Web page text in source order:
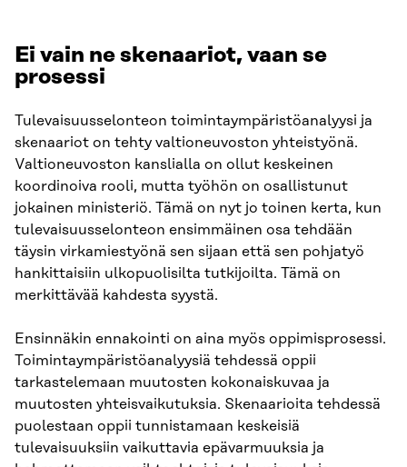
Ei vain ne skenaariot, vaan se
prosessi
Tulevaisuusselonteon toimintaympäristöanalyysi ja
skenaariot on tehty valtioneuvoston yhteistyönä.
Valtioneuvoston kanslialla on ollut keskeinen
koordinoiva rooli, mutta työhön on osallistunut
jokainen ministeriö. Tämä on nyt jo toinen kerta, kun
tulevaisuusselonteon ensimmäinen osa tehdään
täysin virkamiestyönä sen sijaan että sen pohjatyö
hankittaisiin ulkopuolisilta tutkijoilta. Tämä on
merkittävää kahdesta syystä.
Ensinnäkin ennakointi on aina myös oppimisprosessi.
Toimintaympäristöanalyysiä tehdessä oppii
tarkastelemaan muutosten kokonaiskuvaa ja
muutosten yhteisvaikutuksia. Skenaarioita tehdessä
puolestaan oppii tunnistamaan keskeisiä
tulevaisuuksiin vaikuttavia epävarmuuksia ja